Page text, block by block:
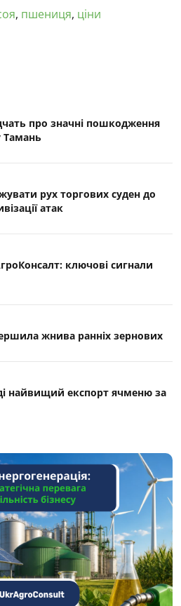
, пшениця, ціни
про значні пошкодження
Тамань
рух торгових суден до
атак
ключові cигнали
жнива ранніх зернових
найвищий експорт ячменю за